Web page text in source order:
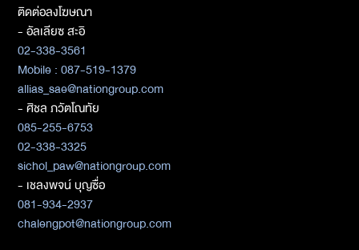
ติดต่อลงโฆษณา
- อัลเลียซ สะอิ
02-338-3561
Mobile : 087-519-1379
allias_sae@nationgroup.com
- ศิชล ภวัตโณทัย
085-255-6753
02-338-3325
sichol_paw@nationgroup.com
- เชลงพจน์ บุญซื่อ
081-934-2937
chalengpot@nationgroup.com